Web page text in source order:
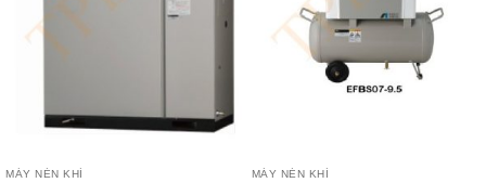
MÁY NÉN KHÍ MÁY NÉN KHÍ